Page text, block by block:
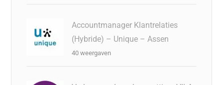
Accountmanager Klantrelaties
(Hybride) – Unique – Assen
40 weergaven